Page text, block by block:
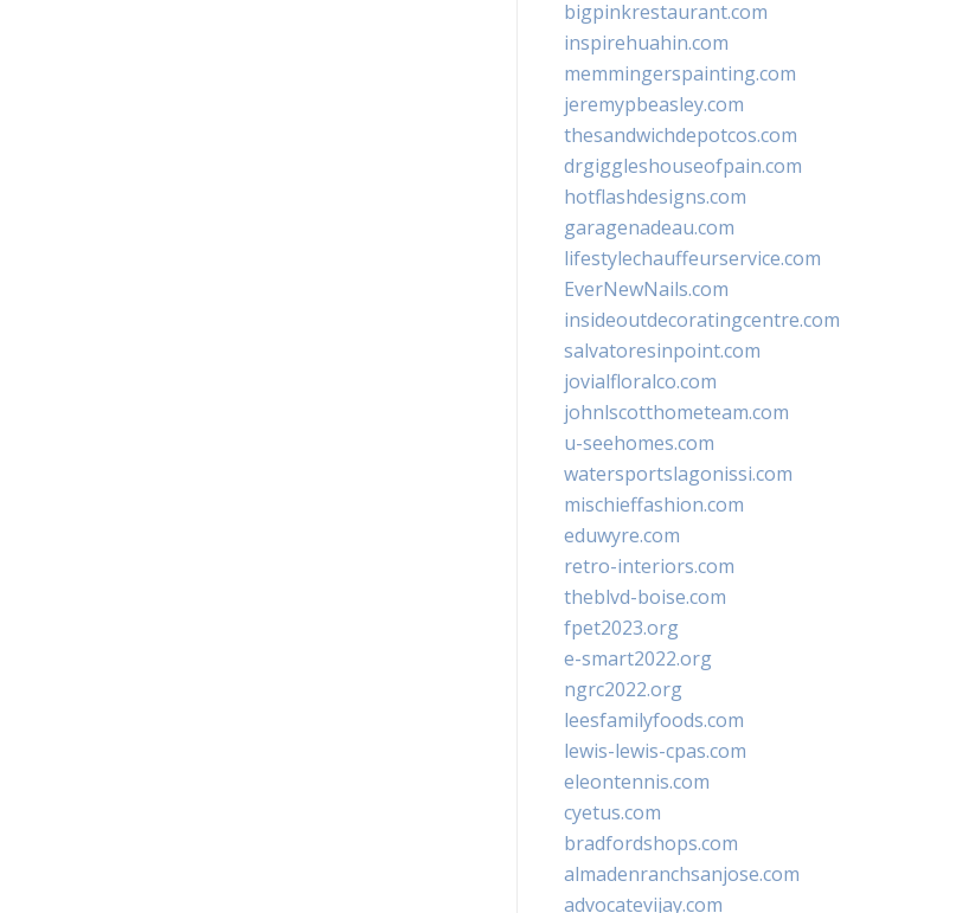
bigpinkrestaurant.com
inspirehuahin.com
memmingerspainting.com
jeremypbeasley.com
thesandwichdepotcos.com
drgiggleshouseofpain.com
hotflashdesigns.com
garagenadeau.com
lifestylechauffeurservice.com
EverNewNails.com
insideoutdecoratingcentre.com
salvatoresinpoint.com
jovialfloralco.com
johnlscotthometeam.com
u-seehomes.com
watersportslagonissi.com
mischieffashion.com
eduwyre.com
retro-interiors.com
theblvd-boise.com
fpet2023.org
e-smart2022.org
ngrc2022.org
leesfamilyfoods.com
lewis-lewis-cpas.com
eleontennis.com
cyetus.com
bradfordshops.com
almadenranchsanjose.com
advocatevijay.com